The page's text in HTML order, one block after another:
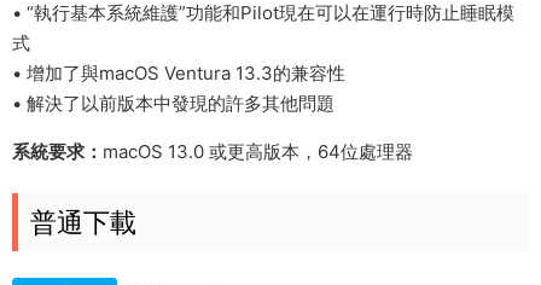
• “執行基本系統維護”功能和Pilot現在可以在運行時防止睡眠模
式
• 增加了與macOS Ventura 13.3的兼容性
• 解決了以前版本中發現的許多其他問題
系統要求： macOS 13.0 或更高版本，64位處理器
普通下載